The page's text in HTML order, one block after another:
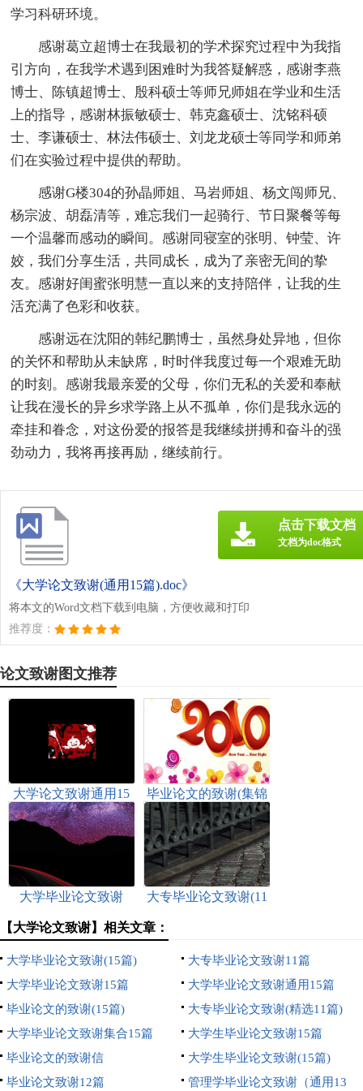
学习科研环境。
感谢葛立超博士在我最初的学术探究过程中为我指
引方向，在我学术遇到困难时为我答疑解惑，感谢李燕
博士、陈镇超博士、殷科硕士等师兄师姐在学业和生活
上的指导，感谢林振敏硕士、韩克鑫硕士、沈铭科硕
士、李谦硕士、林法伟硕士、刘龙龙硕士等同学和师弟
们在实验过程中提供的帮助。
感谢G楼304的孙晶师姐、马岩师姐、杨文闯师兄、
杨宗波、胡磊清等，难忘我们一起骑行、节日聚餐等每
一个温馨而感动的瞬间。感谢同寝室的张明、钟莹、许
姣，我们分享生活，共同成长，成为了亲密无间的挚
友。感谢好闺蜜张明慧一直以来的支持陪伴，让我的生
活充满了色彩和收获。
感谢远在沈阳的韩纪鹏博士，虽然身处异地，但你
的关怀和帮助从未缺席，时时伴我度过每一个艰难无助
的时刻。感谢我最亲爱的父母，你们无私的关爱和奉献
让我在漫长的异乡求学路上从不孤单，你们是我永远的
牵挂和眷念，对这份爱的报答是我继续拼搏和奋斗的强
劲动力，我将再接再励，继续前行。
《大学论文致谢(通用15篇).doc》
将本文的Word文档下载到电脑，方便收藏和打印
推荐度：
点击下载文档
文档为doc格式
论文致谢图文推荐
大学论文致谢通用15
篇
毕业论文的致谢(集锦
15篇)
大学毕业论文致谢
大专毕业论文致谢(11
【大学论文致谢】相关文章：
大学毕业论文致谢(15篇)
大专毕业论文致谢11篇
大学毕业论文致谢15篇
大学毕业论文致谢通用15篇
毕业论文的致谢(15篇)
大专毕业论文致谢(精选11篇)
大学毕业论文致谢集合15篇
大学生毕业论文致谢15篇
毕业论文的致谢信
大学生毕业论文致谢(15篇)
毕业论文致谢12篇
管理学毕业论文致谢（通用13